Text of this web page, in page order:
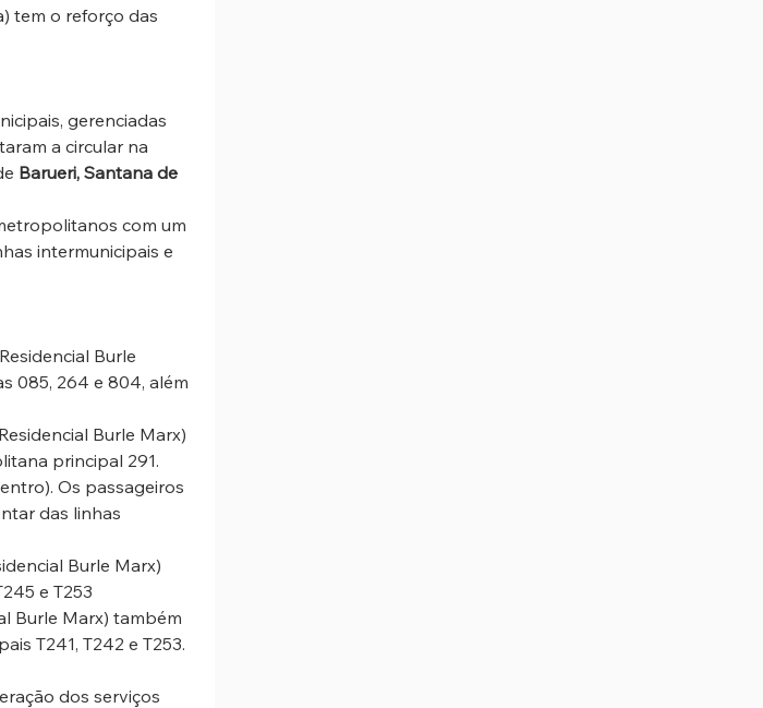
tem o reforço das
gerenciadas
a circular na
Barueri, Santana de
com um
intermunicipais e
Burle
085, 264 e 804, além
Burle Marx)
principal 291.
Os passageiros
das linhas
Burle Marx)
e T253
Burle Marx) também
T241, T242 e T253.
dos serviços